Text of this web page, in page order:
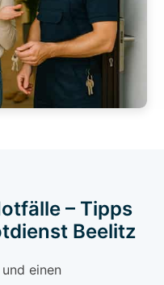
– Tipps
Beelitz
einen